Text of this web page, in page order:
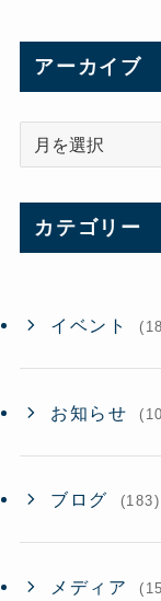
アーカイブ
ブ
カテゴリー
イベント
お知らせ
ブログ (183)
メディア